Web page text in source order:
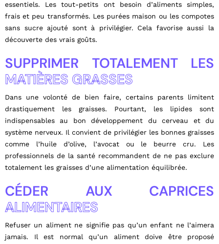
essentiels. Les tout-petits ont besoin d’aliments simples,
frais et peu transformés. Les purées maison ou les compotes
sans sucre ajouté sont à privilégier. Cela favorise aussi la
découverte des vrais goûts.
SUPPRIMER TOTALEMENT LES
MATIÈRES GRASSES
Dans une volonté de bien faire, certains parents limitent
drastiquement les graisses. Pourtant, les lipides sont
indispensables au bon développement du cerveau et du
système nerveux. Il convient de privilégier les bonnes graisses
comme l’huile d’olive, l’avocat ou le beurre cru. Les
professionnels de la santé recommandent de ne pas exclure
totalement les graisses d’une alimentation équilibrée.
CÉDER AUX CAPRICES
ALIMENTAIRES
Refuser un aliment ne signifie pas qu’un enfant ne l’aimera
jamais. Il est normal qu’un aliment doive être proposé